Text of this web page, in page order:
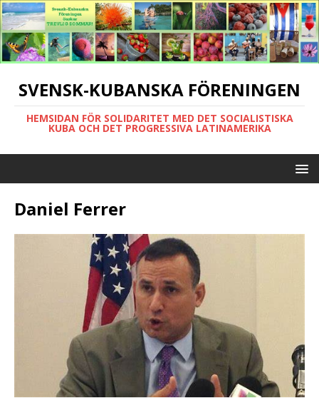
SVENSK-KUBANSKA FÖRENINGEN
HEMSIDAN FÖR SOLIDARITET MED DET SOCIALISTISKA
KUBA OCH DET PROGRESSIVA LATINAMERIKA
Daniel Ferrer